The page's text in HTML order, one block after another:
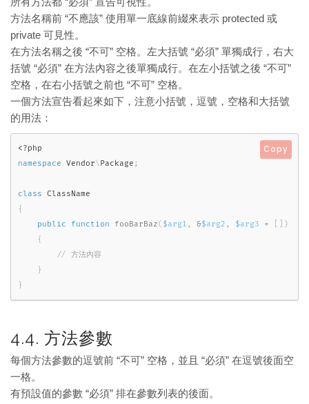
方法名稱前 “不應該” 使用單一底線前綴來表示 protected 或
private 可見性。
在方法名稱之後 “不可” 空格。左大括號 “必須” 單獨成行，右大
括號 “必須” 在方法內容之後單獨成行。在左小括號之後 “不可”
空格，在右小括號之前也 “不可” 空格。
一個方法宣告看起來如下，注意小括號，逗號，空格和大括號
的用法：
<?php
namespace
Vendor\ Package ;
class
ClassName
{
public
function fooBarBaz( $arg1 , &$arg2 , $arg3 =
)
{
}
}
Copy
4.4. 方法參數
每個方法參數的逗號前 “不可” 空格，並且 “必須” 在逗號後面空
一格。
有預設值的參數 “必須” 排在參數列表的後面。